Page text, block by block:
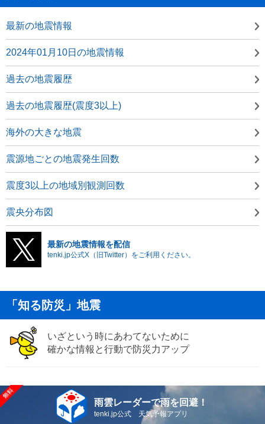
最新の地震情報
2024年01月10日の地震情報
過去の地震履歴
過去の地震履歴(震度3以上)
海外の大きな地震
震源地ごとの地震発生回数
震度3以上の地域別観測回数
震央分布図
最新の地震情報を配信
tenki.jp公式X（旧Twitter）をご利用ください。
「知る防災」地震
いざという時にあわてないために
確かな情報と行動で防災力アップ
雨雲レーダーで雨を回避！
tenki.jp公式 天気予報アプリ